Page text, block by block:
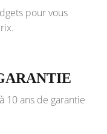
pour vous
10 ans de garantie